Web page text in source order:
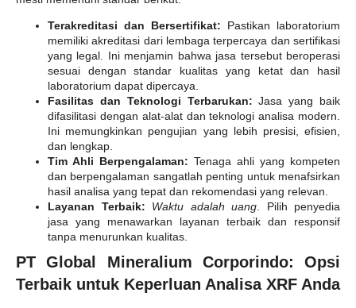
Terakreditasi dan Bersertifikat: Pastikan laboratorium
memiliki akreditasi dari lembaga terpercaya dan sertifikasi
yang legal. Ini menjamin bahwa jasa tersebut beroperasi
sesuai dengan standar kualitas yang ketat dan hasil
laboratorium dapat dipercaya.
Fasilitas dan Teknologi Terbarukan: Jasa yang baik
difasilitasi dengan alat-alat dan teknologi analisa modern.
Ini memungkinkan pengujian yang lebih presisi, efisien,
dan lengkap.
Tim Ahli Berpengalaman: Tenaga ahli yang kompeten
dan berpengalaman sangatlah penting untuk menafsirkan
hasil analisa yang tepat dan rekomendasi yang relevan.
Layanan Terbaik:
Waktu adalah uang. Pilih penyedia
jasa yang menawarkan layanan terbaik dan responsif
tanpa menurunkan kualitas.
PT Global Mineralium Corporindo: Opsi
Terbaik untuk Keperluan Analisa XRF Anda